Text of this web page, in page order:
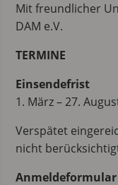
Mit freundlicher
DAM e.V.
TERMINE
Einsendefrist
1. März – 27.
Verspätet
nicht
Anmeldeformular